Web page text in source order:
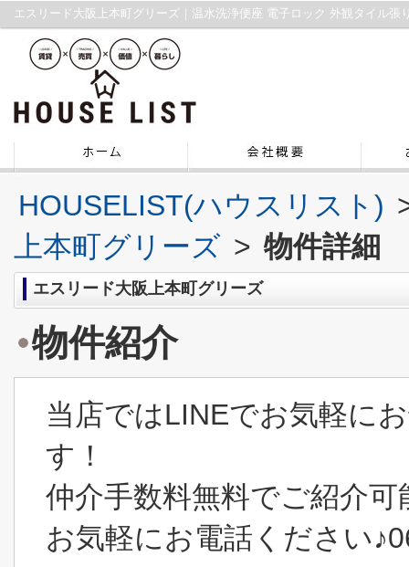
HOUSELIST(ハウスリスト)
上本町グリーズ > 物件詳細
エスリード大阪上本町グリーズ
物件紹介
当店ではLINEでお気軽に
す！
仲介手数料無料でご紹介
お気軽にお電話ください